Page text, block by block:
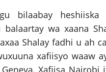
bilaabay
balaartay wa xaana
Shalay fadhi u ah
xafiisyo waaw
Xafiisa